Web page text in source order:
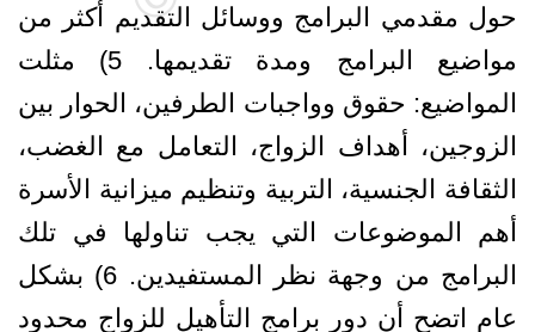
حول مقدمي البرامج ووسائل التقديم أكثر من
مواضيع البرامج ومدة تقديمها. 5) مثلت
المواضيع: حقوق وواجبات الطرفين، الحوار بين
الزوجين، أهداف الزواج، التعامل مع الغضب،
الثقافة الجنسية، التربية وتنظيم ميزانية الأسرة
أهم الموضوعات التي يجب تناولها في تلك
البرامج من وجهة نظر المستفيدين. 6) بشكل
عام اتضح أن دور برامج التأهيل للزواج محدود